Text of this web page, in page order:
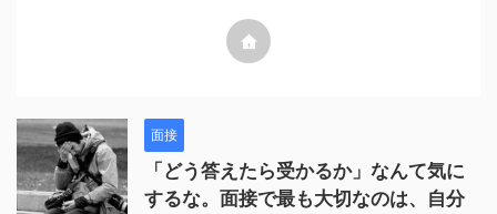
面接
「どう答えたら受かるか」なんて気に
するな。面接で最も大切なのは、自分